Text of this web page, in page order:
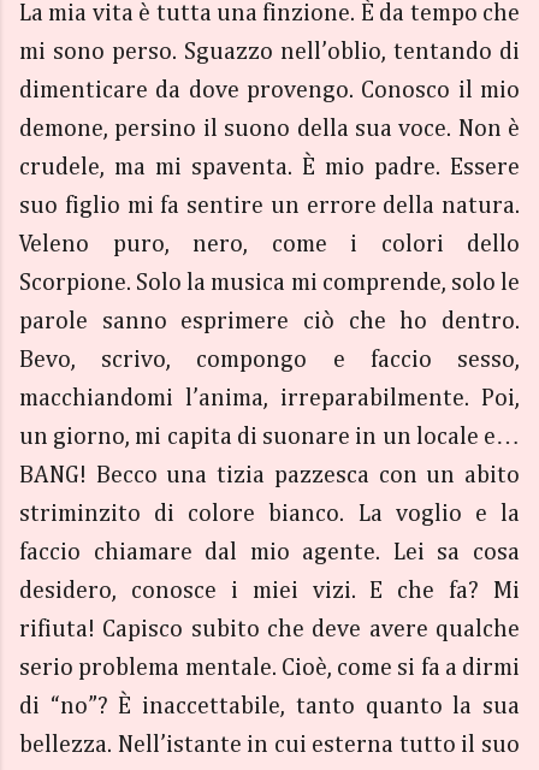
La mia vita è tutta una finzione. È da tempo che
mi sono perso. Sguazzo nell’oblio, tentando di
dimenticare da dove provengo. Conosco il mio
demone, persino il suono della sua voce. Non è
crudele, ma mi spaventa. È mio padre. Essere
suo figlio mi fa sentire un errore della natura.
Veleno puro, nero, come i colori dello
Scorpione. Solo la musica mi comprende, solo le
parole sanno esprimere ciò che ho dentro.
Bevo, scrivo, compongo e faccio sesso,
macchiandomi l’anima, irreparabilmente. Poi,
un giorno, mi capita di suonare in un locale e…
BANG! Becco una tizia pazzesca con un abito
striminzito di colore bianco. La voglio e la
faccio chiamare dal mio agente. Lei sa cosa
desidero, conosce i miei vizi. E che fa? Mi
rifiuta! Capisco subito che deve avere qualche
serio problema mentale. Cioè, come si fa a dirmi
di “no”? È inaccettabile, tanto quanto la sua
bellezza. Nell’istante in cui esterna tutto il suo